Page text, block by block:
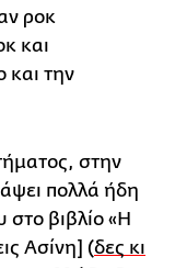
ροκ
και
και την
στην
πολλά ήδη
στο βιβλίο «Η
Ασίνη] (δες κι